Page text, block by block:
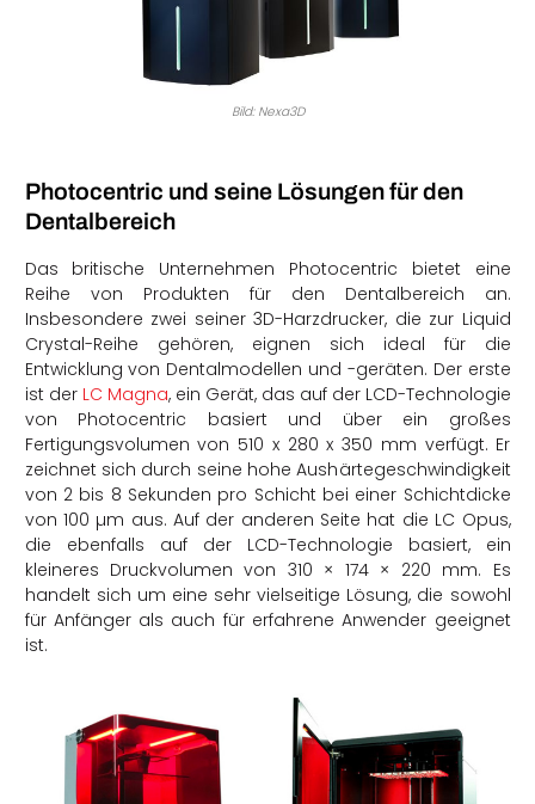
Bild: Nexa3D
Photocentric und seine Lösungen für den
Dentalbereich
Das britische Unternehmen Photocentric bietet eine
Reihe von Produkten für den Dentalbereich an.
Insbesondere zwei seiner 3D-Harzdrucker, die zur Liquid
Crystal-Reihe gehören, eignen sich ideal für die
Entwicklung von Dentalmodellen und -geräten. Der erste
ist der LC Magna, ein Gerät, das auf der LCD-Technologie
von Photocentric basiert und über ein großes
Fertigungsvolumen von 510 x 280 x 350 mm verfügt. Er
zeichnet sich durch seine hohe Aushärtegeschwindigkeit
von 2 bis 8 Sekunden pro Schicht bei einer Schichtdicke
von 100 µm aus. Auf der anderen Seite hat die LC Opus,
die ebenfalls auf der LCD-Technologie basiert, ein
kleineres Druckvolumen von 310 × 174 × 220 mm. Es
handelt sich um eine sehr vielseitige Lösung, die sowohl
für Anfänger als auch für erfahrene Anwender geeignet
ist.